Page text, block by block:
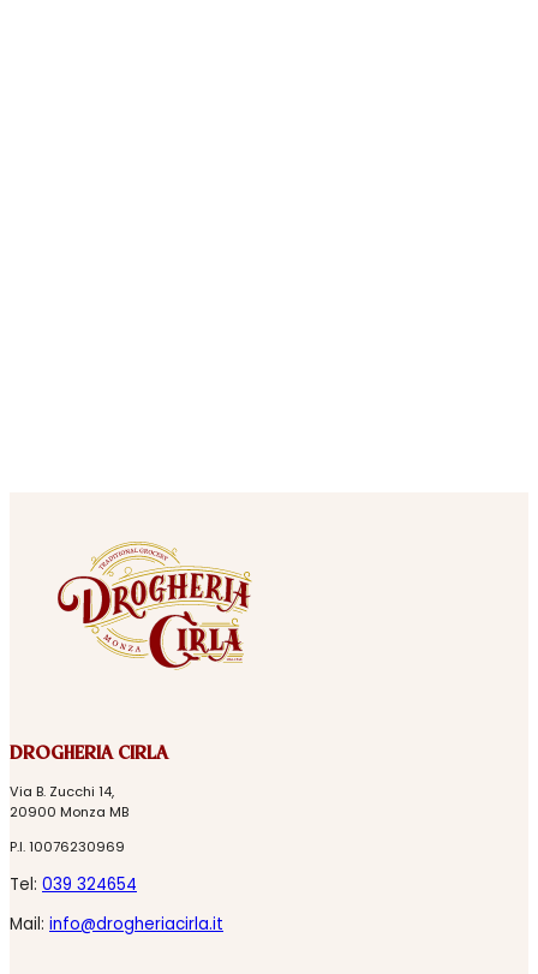
DROGHERIA CIRLA
Via B. Zucchi 14,
20900 Monza MB
P.I. 10076230969
Tel: 039 324654
Mail: info@drogheriacirla.it